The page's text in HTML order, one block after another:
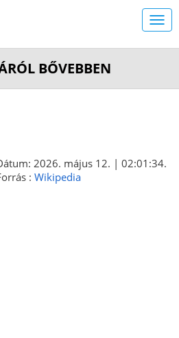
BŐVEBBEN
2026. május 12. | 02:01:34.
: Wikipedia